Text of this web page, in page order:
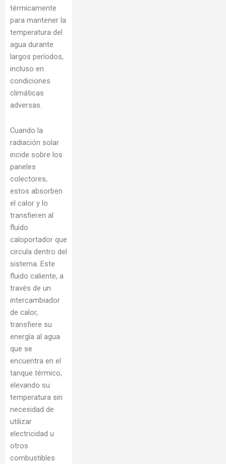
térmicamente
para mantener la
temperatura del
agua durante
largos períodos,
incluso en
condiciones
climáticas
adversas.
Cuando la
radiación solar
incide sobre los
paneles
colectores,
estos absorben
el calor y lo
transfieren al
fluido
caloportador que
circula dentro del
sistema. Este
fluido caliente, a
través de un
intercambiador
de calor,
transfiere su
energía al agua
que se
encuentra en el
tanque térmico,
elevando su
temperatura sin
necesidad de
utilizar
electricidad u
otros
combustibles